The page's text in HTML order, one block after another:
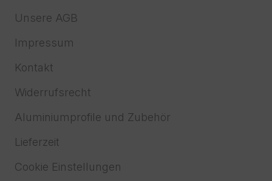
Unsere AGB
Impressum
Kontakt
Widerrufsrecht
Aluminiumprofile und Zubehör
Lieferzeit
Cookie Einstellungen